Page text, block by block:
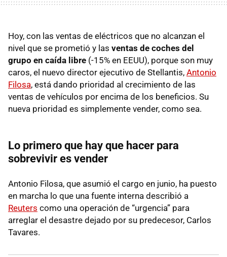
Hoy, con las ventas de eléctricos que no alcanzan el
nivel que se prometió y las ventas de coches del
grupo en caída libre (-15% en EEUU), porque son muy
caros, el nuevo director ejecutivo de Stellantis, Antonio
Filosa, está dando prioridad al crecimiento de las
ventas de vehículos por encima de los beneficios. Su
nueva prioridad es simplemente vender, como sea.
Lo primero que hay que hacer para
sobrevivir es vender
Antonio Filosa, que asumió el cargo en junio, ha puesto
en marcha lo que una fuente interna describió a
Reuters como una operación de “urgencia” para
arreglar el desastre dejado por su predecesor, Carlos
Tavares.